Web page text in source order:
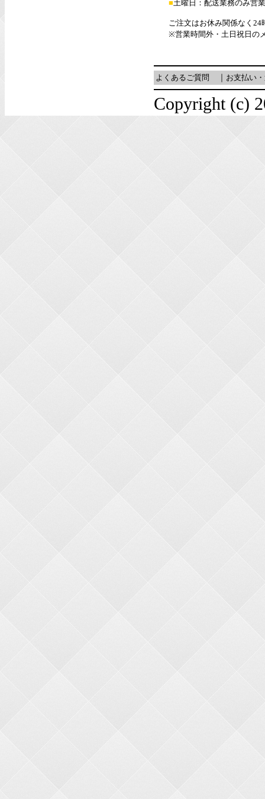
■土曜日：配送業務のみ営業
ご注文はお休み関係なく
※営業時間外・土日祝日の
よくあるご質問 お支払い
Copyright (c)